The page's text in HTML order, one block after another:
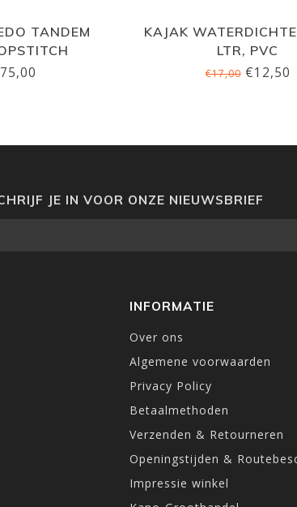
TANDEM
KAJAK
LTR, PVC
€17,00€12,50
JE IN VOOR ONZE NIEUWSBRIEF
INFORMATIE
Over ons
Algemene voorwaarden
Privacy Policy
Betaalmethoden
Verzenden & Retourneren
Openingstijden &
Impressie winkel